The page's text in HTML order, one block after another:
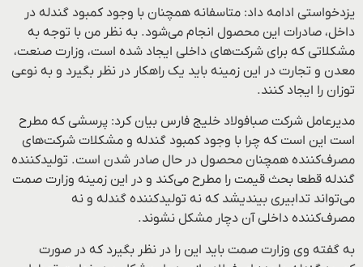
یزدخواستی ادامه داد: متاسفانه همچنان با وجود کمبود گندله در
داخل، صادرات این محصول انجام می‌شود. به نظر من با توجه به
مشکلاتی که برای شرکت‌های داخلی ایجاد شده است، وزارت صنعت،
معدن و تجارت در این زمینه باید یک راهکار در نظر بگیرد و به نوعی
توزان را ایجاد کنند.
مدیرعامل شرکت صبافولاد خلیج فارس بیان کرد: پرسشی که مطرح
است این است که چرا با وجود کمبود گندله و مشکلات شرکت‌های
مصرف‌کننده همچنان محصول در حال صادر شدن است. تولیدکننده
گندله قطعا بحث قیمت را مطرح می‌کند و در این زمینه وزارت صمت
می‌تواند تدابیری بیندیشد که نه تولیدکننده گندله و نه
مصرف‌کننده داخلی آن دچار مشکل نشوند.
به گفته وی وزارت صمت باید این را در نظر بگیرد که در صورت